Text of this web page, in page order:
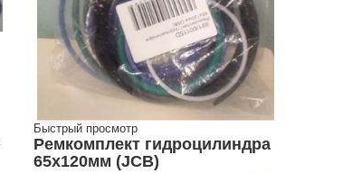
Быстрый просмотр
Ремкомплект гидроцилиндра
65х120мм (JCB)